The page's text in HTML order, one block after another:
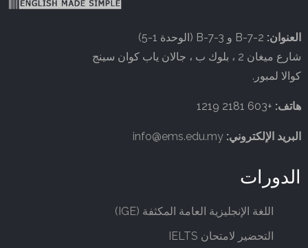
العنوان:
شارع ميغان 2 ، بلوك ب ، جالان ياب كوان سينج
كوالا لمبور.
هاتف: +603 2181 1219
البريد الإلكتروني: info@ems.edu.my
الدورات
اللغة الإنجليزية العامة المكثفة (IGE)
التحضير لامتحان IELTS